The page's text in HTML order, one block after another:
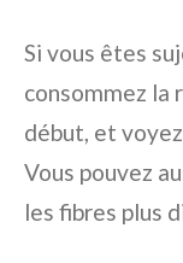
Si vous êtes
consommez la
début, et
Vous pouvez
les fibres plus